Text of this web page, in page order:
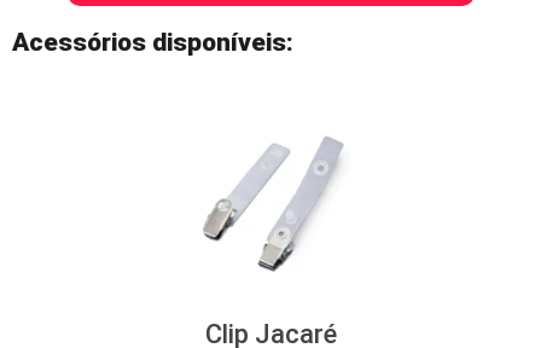
Acessórios disponíveis:
Clip Jacaré